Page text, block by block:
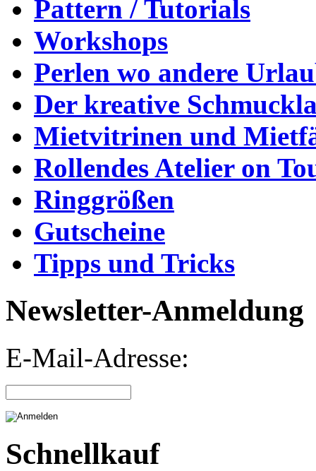
Pattern / Tutorials
Workshops
Perlen wo andere
Der kreative
Mietvitrinen und
Rollendes Atelier on
Ringgrößen
Gutscheine
Tipps und Tricks
Newsletter-Anmeldung
E-Mail-Adresse:
Schnellkauf